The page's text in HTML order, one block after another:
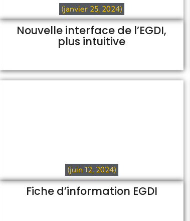
(janvier 25, 2024)
Nouvelle interface de l’EGDI,
plus intuitive
(juin 12, 2024)
Fiche d’information EGDI